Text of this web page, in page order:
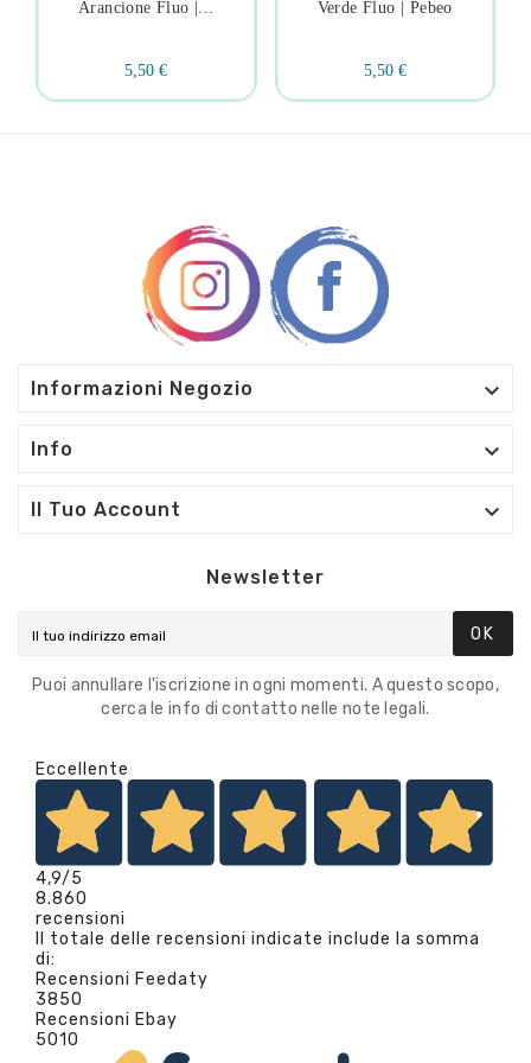
Arancione Fluo |...
5,50 €
Verde Fluo | Pebeo
5,50 €
Informazioni Negozio 
Info 
Il Tuo Account 
Newsletter
OK
Puoi annullare l'iscrizione in ogni momenti. A questo scopo,
cerca le info di contatto nelle note legali.
Eccellente
4,9/5
8.860
recensioni
Il totale delle recensioni indicate include la somma
di:
Recensioni Feedaty
3850
Recensioni Ebay
5010